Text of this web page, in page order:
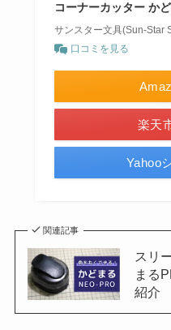
コーナーカッター か
サンスター文具(Sun-Star
口コミを見る
楽天
Yahoo
関連記事
スリ
まる
紹介